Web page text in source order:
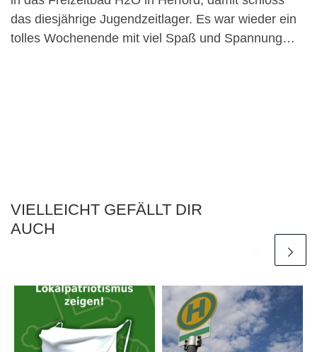
das diesjährige Jugendzeitlager. Es war wieder ein
tolles Wochenende mit viel Spaß und Spannung…
VIELLEICHT GEFÄLLT DIR
AUCH